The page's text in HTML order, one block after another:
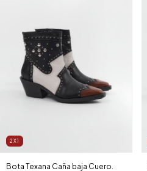
2X1
Bota Texana Caña baja Cuero.